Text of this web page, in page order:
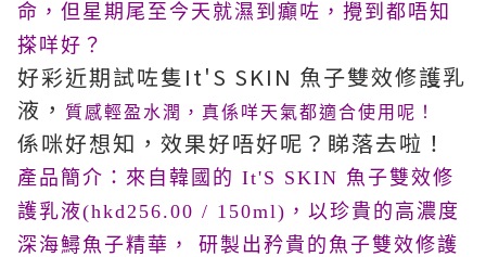
命，但星期尾至今天就濕到癲咗，攪到都唔知
搽咩好？
好彩近期試咗隻It'S SKIN 魚子雙效修護乳
液，
質感輕盈水潤，真係咩天氣都適合使用呢！
係咪好想知，效果好唔好呢？睇落去啦！
產品簡介：來自韓國的 It'S SKIN 魚子雙效修
護乳液(hkd256.00 / 150ml)，以珍貴的高濃度
深海鱘魚子精華， 研製出矜貴的魚子雙效修護